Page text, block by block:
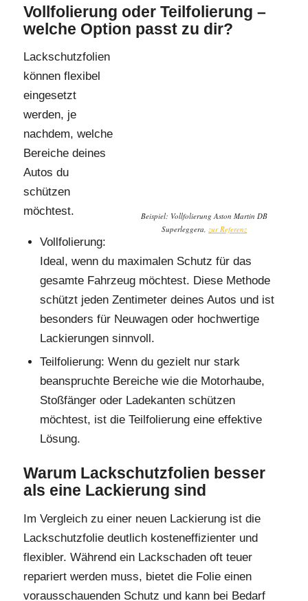
Vollfolierung oder Teilfolierung –
welche Option passt zu dir?
Beispiel: Vollfolierung Aston Martin DB
Superleggera, zur Referenz
Lackschutzfolien
können flexibel
eingesetzt
werden, je
nachdem, welche
Bereiche deines
Autos du
schützen
möchtest.
Vollfolierung:
Ideal, wenn du maximalen Schutz für das
gesamte Fahrzeug möchtest. Diese Methode
schützt jeden Zentimeter deines Autos und ist
besonders für Neuwagen oder hochwertige
Lackierungen sinnvoll.
Teilfolierung: Wenn du gezielt nur stark
beanspruchte Bereiche wie die Motorhaube,
Stoßfänger oder Ladekanten schützen
möchtest, ist die Teilfolierung eine effektive
Lösung.
Warum Lackschutzfolien besser
als eine Lackierung sind
Im Vergleich zu einer neuen Lackierung ist die
Lackschutzfolie deutlich kosteneffizienter und
flexibler. Während ein Lackschaden oft teuer
repariert werden muss, bietet die Folie einen
vorausschauenden Schutz und kann bei Bedarf